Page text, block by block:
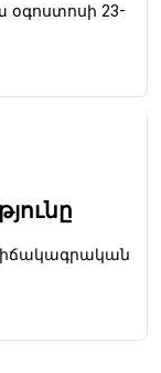
օգոստոսի 23-